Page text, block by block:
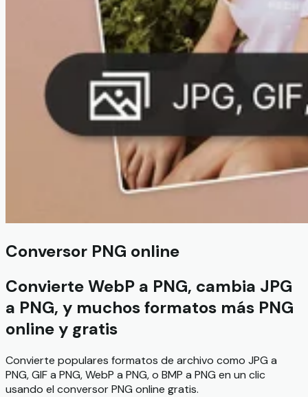
Conversor PNG online
Convierte WebP a PNG, cambia JPG
a PNG, y muchos formatos más PNG
online y gratis
Convierte populares formatos de archivo como JPG a
PNG, GIF a PNG, WebP a PNG, o BMP a PNG en un clic
usando el conversor PNG online gratis.